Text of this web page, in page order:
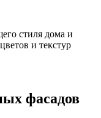
стиля дома и
и текстур
фасадов